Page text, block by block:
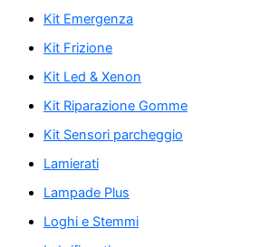
Kit Emergenza
Kit Frizione
Kit Led & Xenon
Kit Riparazione Gomme
Kit Sensori parcheggio
Lamierati
Lampade Plus
Loghi e Stemmi